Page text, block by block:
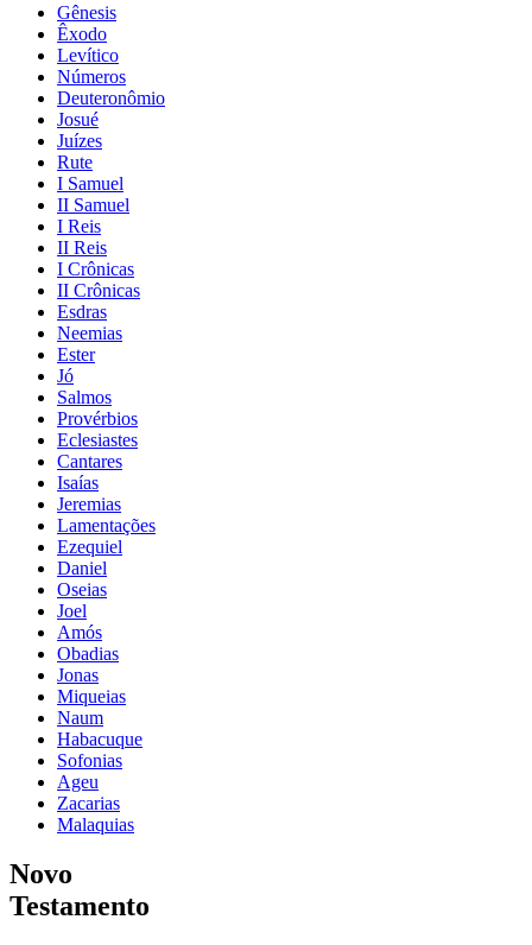
Gênesis
Êxodo
Levítico
Números
Deuteronômio
Josué
Juízes
Rute
I Samuel
II Samuel
I Reis
II Reis
I Crônicas
II Crônicas
Esdras
Neemias
Ester
Jó
Salmos
Provérbios
Eclesiastes
Cantares
Isaías
Jeremias
Lamentações
Ezequiel
Daniel
Oseias
Joel
Amós
Obadias
Jonas
Miqueias
Naum
Habacuque
Sofonias
Ageu
Zacarias
Malaquias
Novo
Testamento